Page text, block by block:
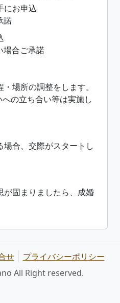
にお申込
諾
合ご承諾
場所の調整をします。
の立ち合い等は実施し
合、交際がスタートし
が固まりましたら、成婚
せ
プライバシーポリシー
All Right reserved.